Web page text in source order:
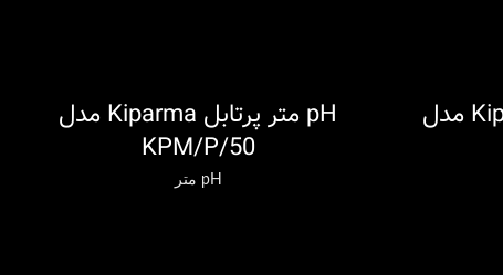
pH متر پرتابل Kiparma مدل
اطلاعات بیشتر
pH متر پرتابل Kiparma مدل
KPM/P/50
pH متر